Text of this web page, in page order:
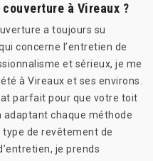
à Vireaux ?
a toujours su
concerne l’entretien de
et sérieux, je me
à Vireaux et ses environs.
parfait pour que votre toit
chaque méthode
de revêtement de
je prends